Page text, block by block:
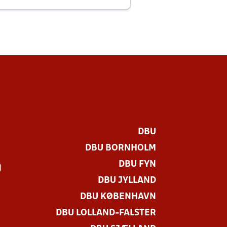
DBU
DBU BORNHOLM
DBU FYN
DBU JYLLAND
DBU KØBENHAVN
DBU LOLLAND-FALSTER